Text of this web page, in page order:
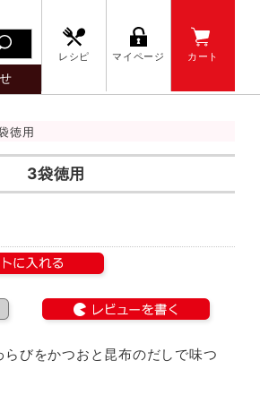
レシピ マイページ カート
用
3袋徳用
びをかつおと昆布のだしで味つ